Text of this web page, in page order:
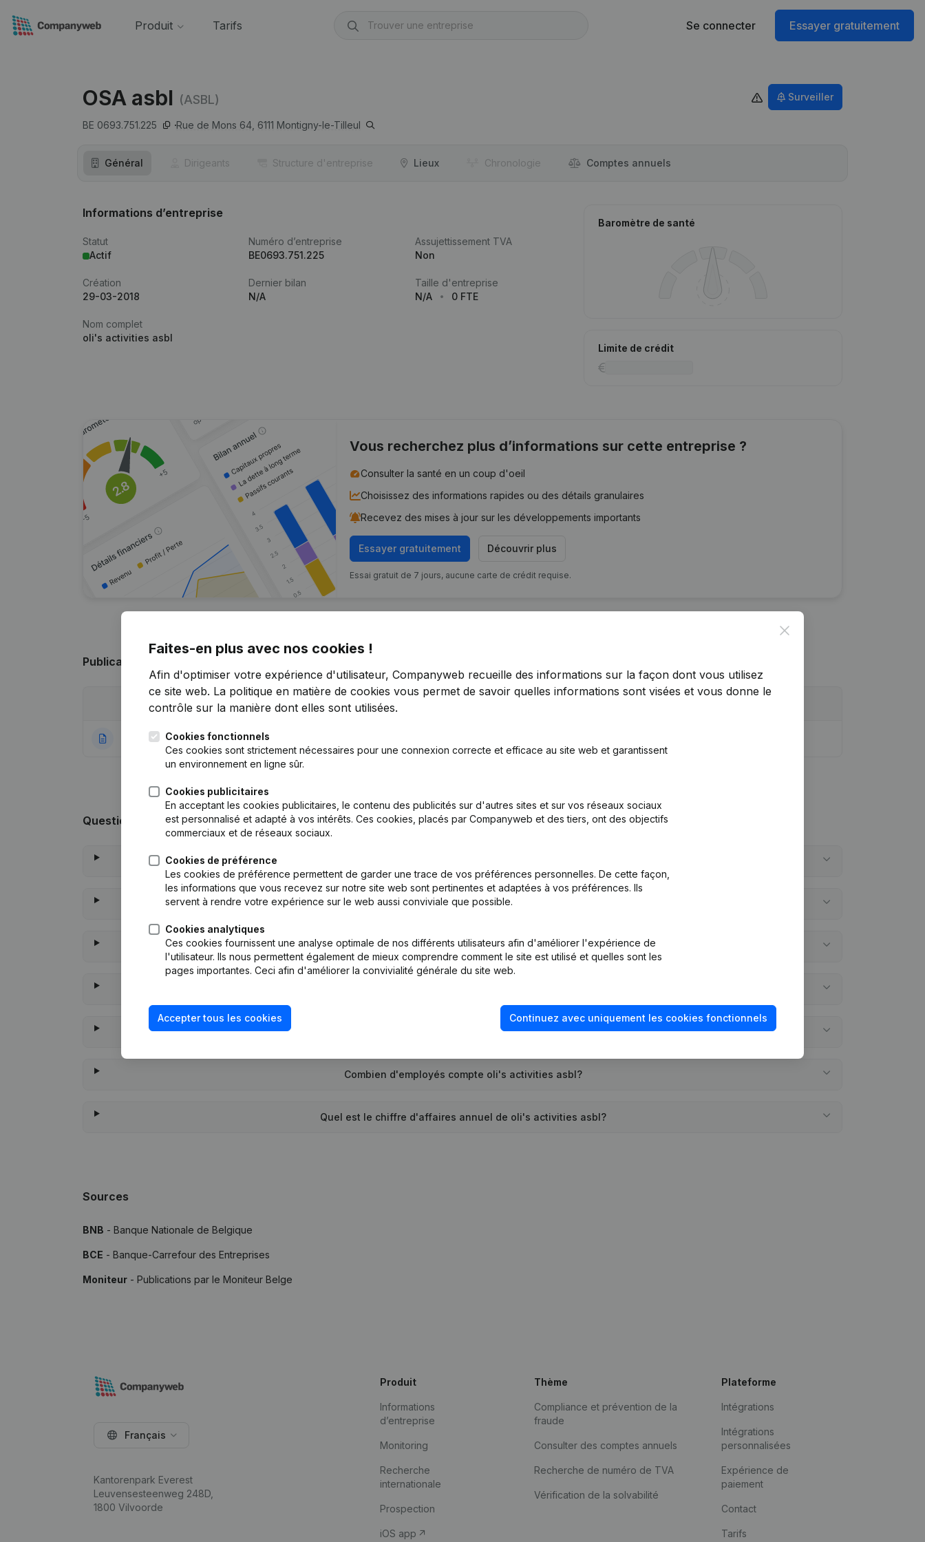
Produit Tarifs Se connecter Essayer gratuitement
OSA asbl (ASBL)
BE 0693.751.225 Rue de Mons 64, 6111 Montigny-le-Tilleul
Surveiller
Général Dirigeants Structure d'entreprise Lieux Chronologie Comptes annuels
Informations d’entreprise
Statut
Actif
Numéro d’entreprise
BE0693.751.225
Assujettissement TVA
Non
Création
29-03-2018
Dernier bilan
N/A
Taille d'entreprise
N/A
0 FTE
Nom complet
oli's activities asbl
Baromètre de santé
Limite de crédit
Vous recherchez plus d’informations sur cette entreprise ?
Consulter la santé en un coup d'oeil
Choisissez des informations rapides ou des détails granulaires
Recevez des mises à jour sur les développements importants
Essayer gratuitement Découvrir plus
Essai gratuit de 7 jours, aucune carte de crédit requise.
Publications
Publication
03-04-2018 Rubrique Constitution (Nouvelle Personne Morale, Ouverture Succursale, etc...)
Questions fréquemment posées
Quel est l'identifiant PEPPOL de oli's activities asbl?
Quand la société oli's activities asbl a-t-elle été créée?
À quand remonte la dernière fois que oli's activities asbl a déposé des comptes annuels?
Combien d'employés compte oli's activities asbl?
Quel est le chiffre d'affaires annuel de oli's activities asbl?
Sources
BNB - Banque Nationale de Belgique
BCE - Banque-Carrefour des Entreprises
Moniteur - Publications par le Moniteur Belge
Close
Faites-en plus avec nos cookies !
Afin d'optimiser votre expérience d'utilisateur, Companyweb recueille des informations sur la façon dont vous utilisez
ce site web. La politique en matière de cookies vous permet de savoir quelles informations sont visées et vous donne le
contrôle sur la manière dont elles sont utilisées.
Cookies fonctionnels
Ces cookies sont strictement nécessaires pour une connexion correcte et efficace au site web et garantissent
un environnement en ligne sûr.
Cookies publicitaires
En acceptant les cookies publicitaires, le contenu des publicités sur d'autres sites et sur vos réseaux sociaux
est personnalisé et adapté à vos intérêts. Ces cookies, placés par Companyweb et des tiers, ont des objectifs
commerciaux et de réseaux sociaux.
Cookies de préférence
Les cookies de préférence permettent de garder une trace de vos préférences personnelles. De cette façon,
les informations que vous recevez sur notre site web sont pertinentes et adaptées à vos préférences. Ils
servent à rendre votre expérience sur le web aussi conviviale que possible.
Cookies analytiques
Ces cookies fournissent une analyse optimale de nos différents utilisateurs afin d'améliorer l'expérience de
l'utilisateur. Ils nous permettent également de mieux comprendre comment le site est utilisé et quelles sont les
pages importantes. Ceci afin d'améliorer la convivialité générale du site web.
Accepter tous les cookies Continuez avec uniquement les cookies fonctionnels
Français
Kantorenpark Everest
Leuvensesteenweg 248D,
1800 Vilvoorde
Produit
Informations
d’entreprise
Monitoring
Recherche
internationale
Prospection
iOS app
Thème
Compliance et prévention de la
fraude
Consulter des comptes annuels
Recherche de numéro de TVA
Vérification de la solvabilité
Plateforme
Intégrations
Intégrations
personnalisées
Expérience de
paiement
Contact
Tarifs